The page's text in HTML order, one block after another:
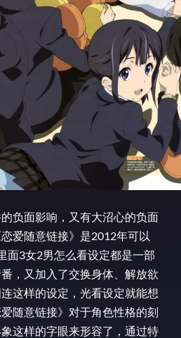
负面影响，又有大沼心的负面
爱随意链接》是2012年可以
面3女2男怎么看设定都是一部
，又加入了交换身体、解放欲
这样的设定，光看设定就能想
随意链接》对于角色性格的刻
这样的字眼来形容了，通过特